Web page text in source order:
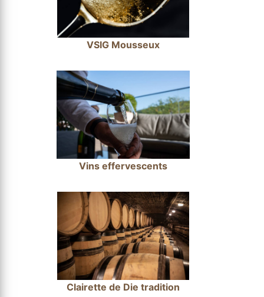
VSIG Mousseux
Vins effervescents
Clairette de Die tradition